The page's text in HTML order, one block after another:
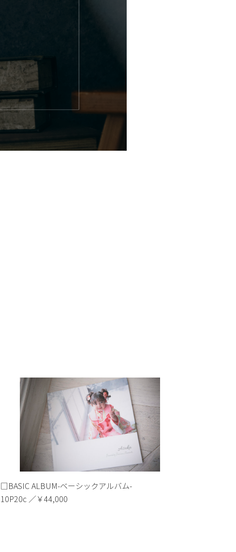
□BASIC ALBUM-ベーシックアルバム-
10P20c ／￥44,000